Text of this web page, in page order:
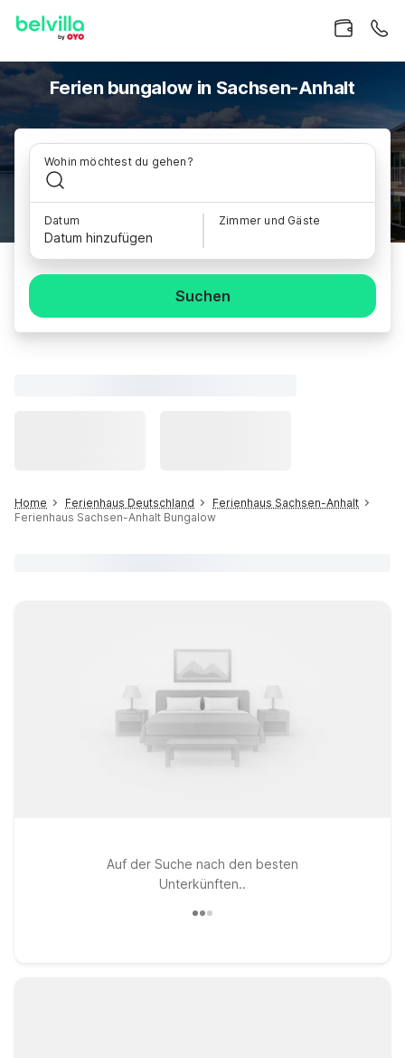
Ferien bungalow in Sachsen-Anhalt
Wohin möchtest du gehen?
Datum
Datum hinzufügen
Zimmer und Gäste
Suchen
Home Ferienhaus Deutschland
Ferienhaus Sachsen-Anhalt
Ferienhaus Sachsen-Anhalt Bungalow
Auf der Suche nach den besten
Unterkünften..